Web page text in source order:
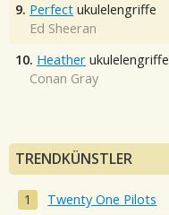
9. Perfect ukulelengriffe
Ed Sheeran
10. Heather ukulelengriffe
Conan Gray
TRENDKÜNSTLER
Twenty One Pilots